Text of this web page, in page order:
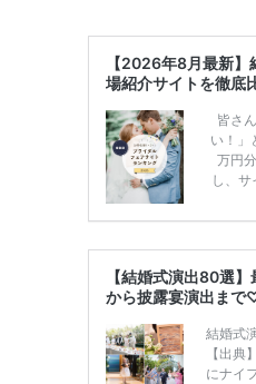
【2026年8月最新
場紹介サイトを徹底
皆さ
い！」
万円
し、
ンペー
【結婚式演出80選
から披露宴演出まで
結婚式
【出
にナイ